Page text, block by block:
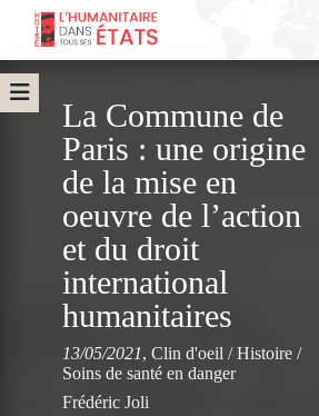
La Commune de
Paris : une origine
de la mise en
oeuvre de l’action
et du droit
international
humanitaires
13/05/2021, Clin d'oeil /Histoire /
Soins de santé en danger
Frédéric Joli